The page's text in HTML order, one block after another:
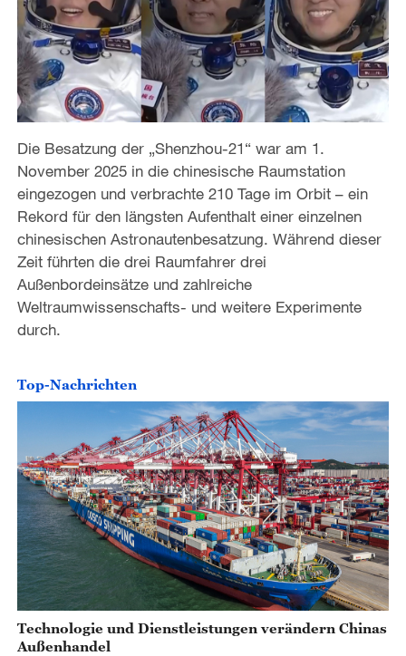
Die Besatzung der „Shenzhou-21“ war am 1.
November 2025 in die chinesische Raumstation
eingezogen und verbrachte 210 Tage im Orbit – ein
Rekord für den längsten Aufenthalt einer einzelnen
chinesischen Astronautenbesatzung. Während dieser
Zeit führten die drei Raumfahrer drei
Außenbordeinsätze und zahlreiche
Weltraumwissenschafts- und weitere Experimente
durch.
Top-Nachrichten
Technologie und Dienstleistungen verändern Chinas
Außenhandel